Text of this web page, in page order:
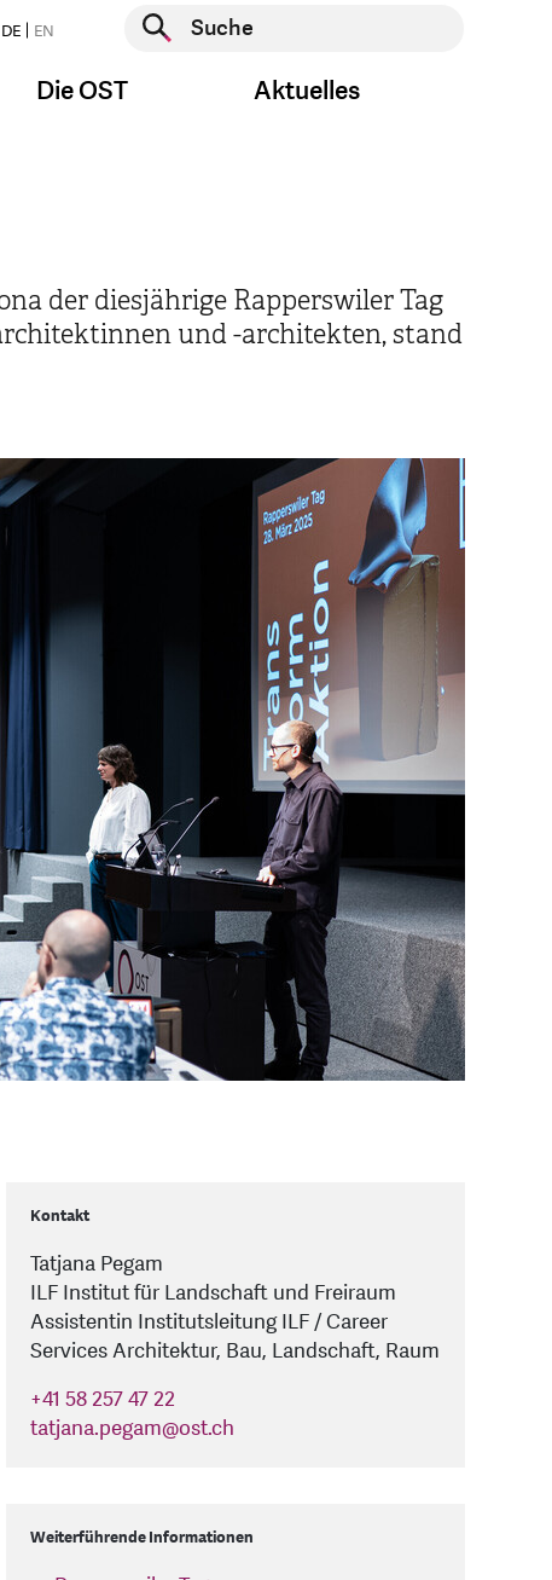
DE EN
Suche starten
Die OST Aktuelles
der diesjährige Rapperswiler Tag
und -architekten, stand
Kontakt
Tatjana Pegam
ILF Institut für Landschaft und Freiraum
Assistentin Institutsleitung ILF / Career
Services Architektur, Bau, Landschaft, Raum
+41 58 257 47 22
tatjana.pegam@ost.ch
Weiterführende Informationen